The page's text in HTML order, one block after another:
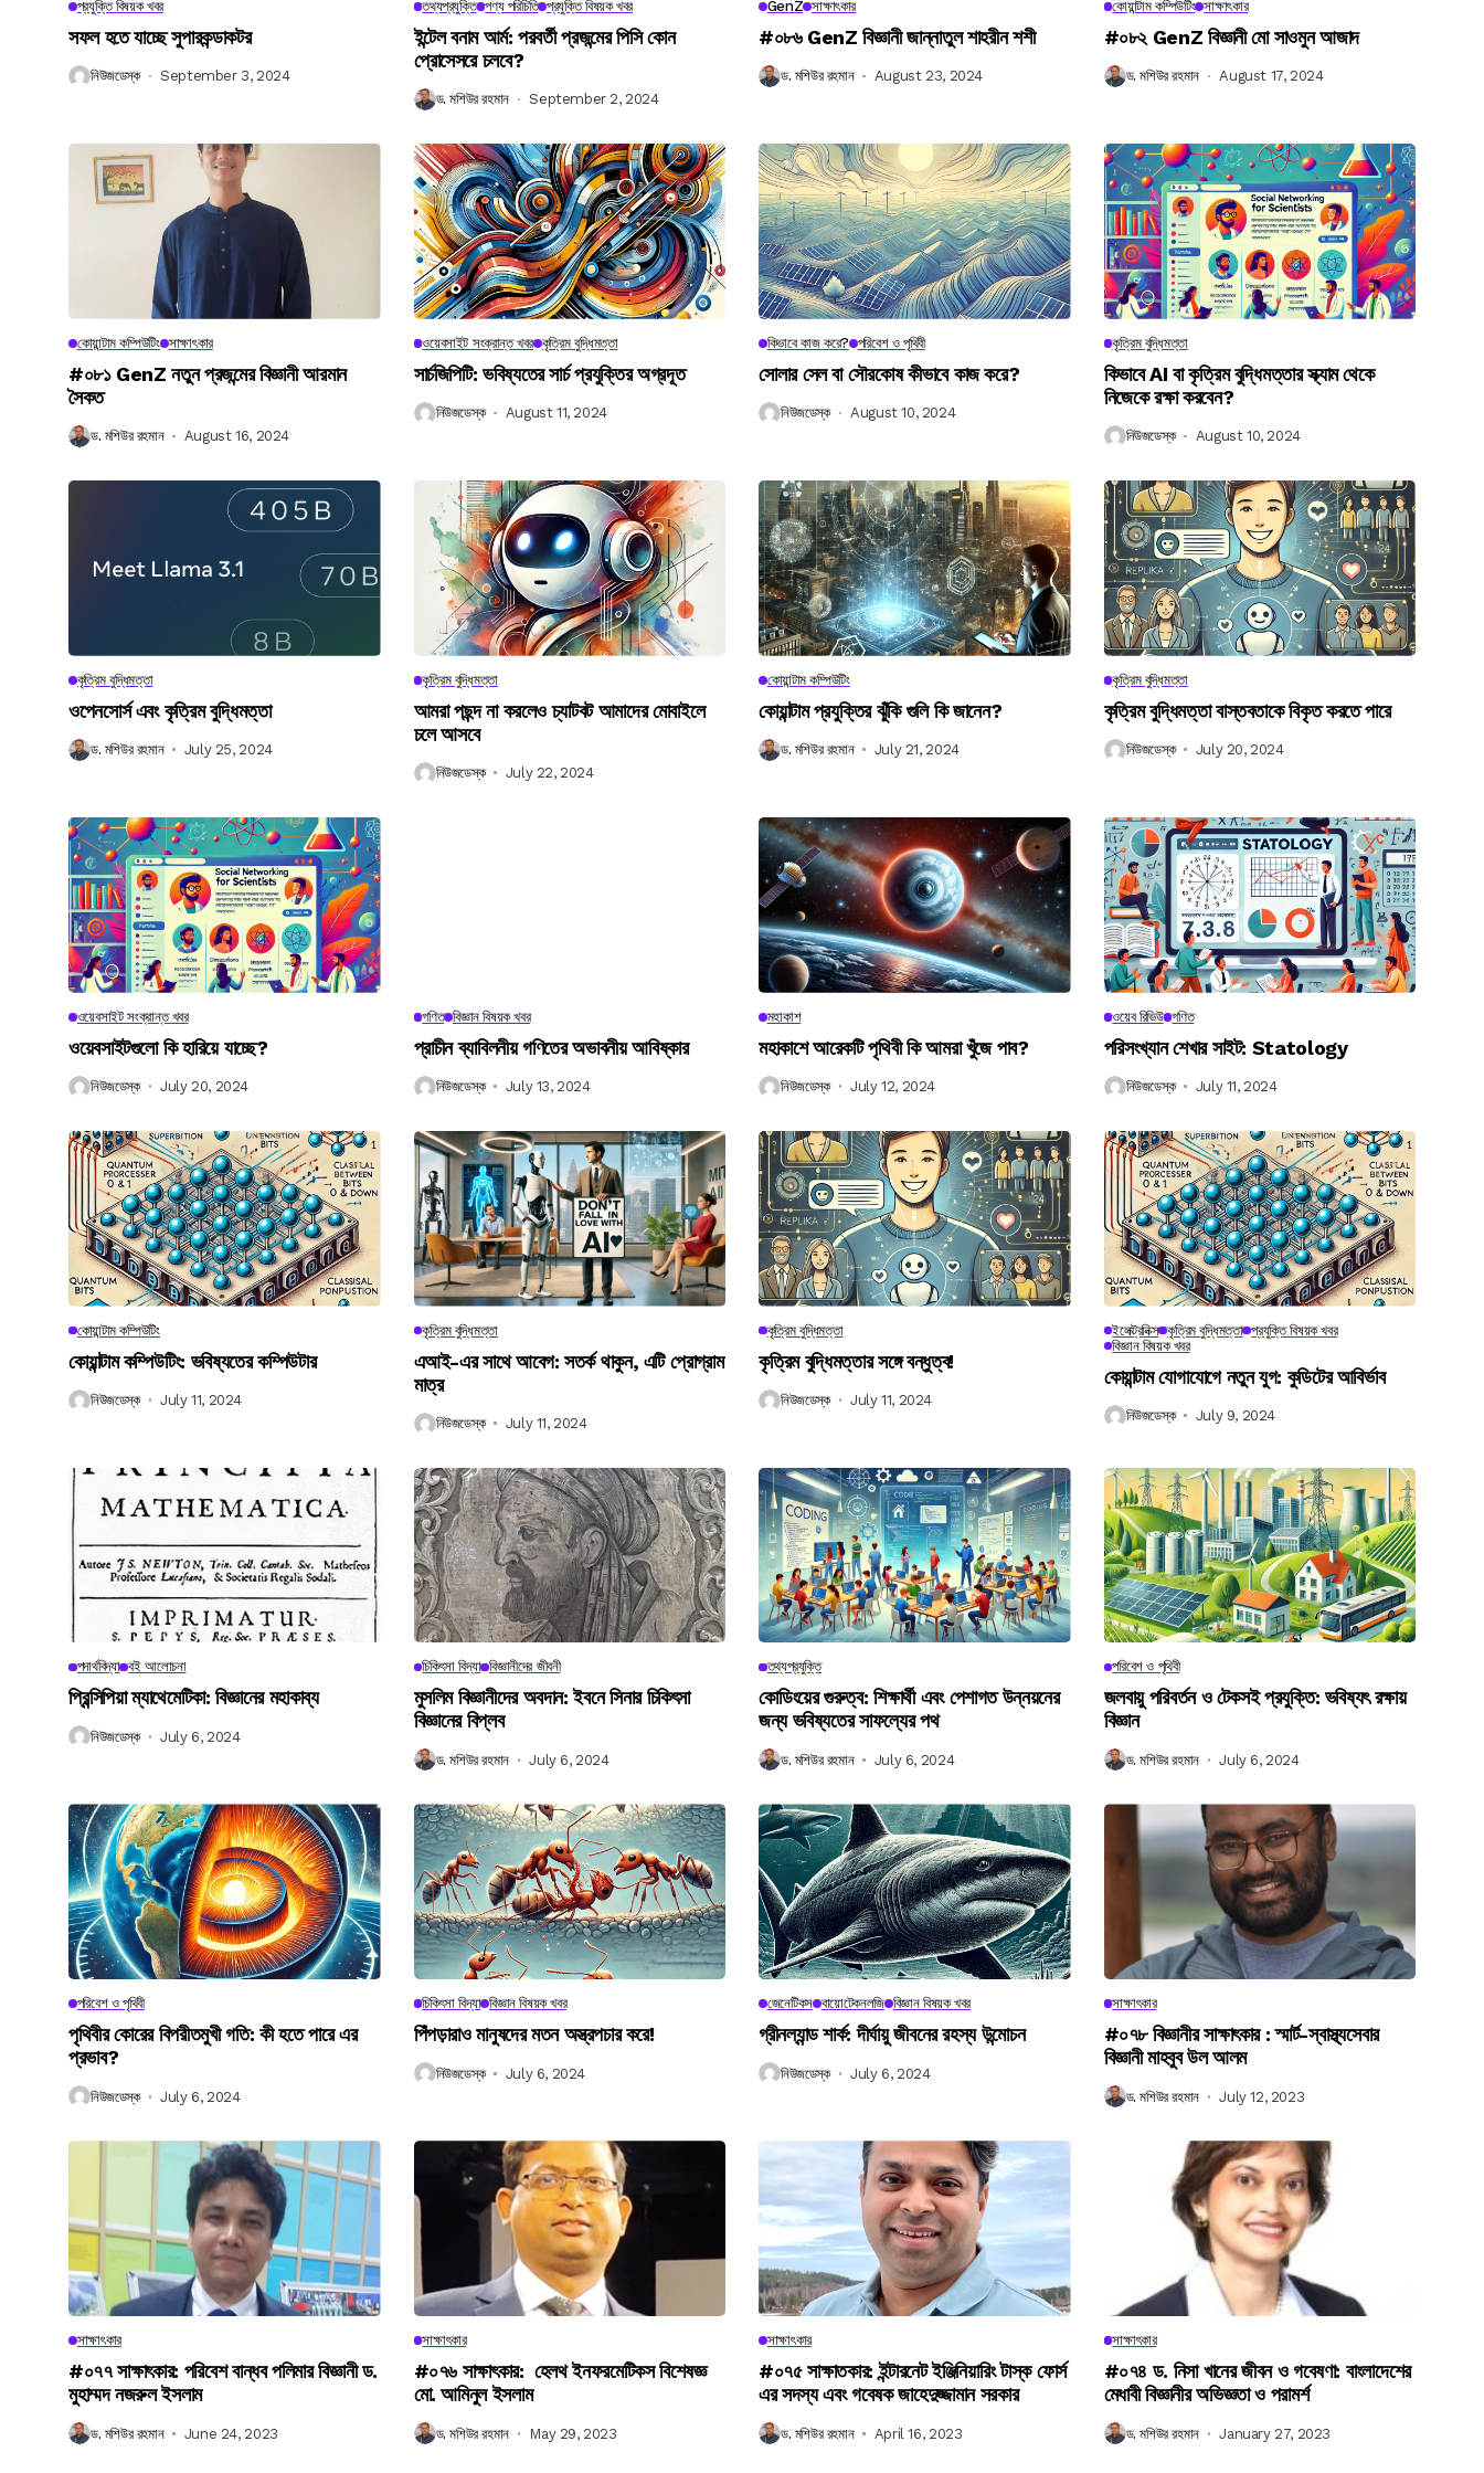
প্রযুক্তি বিষয়ক খবর
সফল হতে যাচ্ছে সুপারকন্ডাকটর
নিউজডেস্ক September 3, 2024
তথ্যপ্রযুক্তি পণ্য পরিচিতি প্রযুক্তি বিষয়ক খবর
ইন্টেল বনাম আর্ম: পরবর্তী প্রজন্মের পিসি কোন
প্রোসেসরে চলবে?
ড. মশিউর রহমান September 2, 2024
GenZ সাক্ষাৎকার
#০৮৬ GenZ বিজ্ঞানী জান্নাতুল শাহরীন শশী
ড. মশিউর রহমান August 23, 2024
কোয়ান্টাম কম্পিউটিং সাক্ষাৎকার
#০৮২ GenZ বিজ্ঞানী মো সাওমুন আজাদ
ড. মশিউর রহমান August 17, 2024
কোয়ান্টাম কম্পিউটিং সাক্ষাৎকার
#০৮১ GenZ নতুন প্রজন্মের বিজ্ঞানী আরমান
সৈকত
ড. মশিউর রহমান August 16, 2024
ওয়েবসাইট সংক্রান্ত খবর কৃত্রিম বুদ্ধিমত্তা
সার্চজিপিটি: ভবিষ্যতের সার্চ প্রযুক্তির অগ্রদূত
নিউজডেস্ক August 11, 2024
কিভাবে কাজ করে? পরিবেশ ও পৃথিবী
সোলার সেল বা সৌরকোষ কীভাবে কাজ করে?
নিউজডেস্ক August 10, 2024
কৃত্রিম বুদ্ধিমত্তা
কিভাবে AI বা কৃত্রিম বুদ্ধিমত্তার স্ক্যাম থেকে
নিজেকে রক্ষা করবেন?
নিউজডেস্ক August 10, 2024
কৃত্রিম বুদ্ধিমত্তা
ওপেনসোর্স এবং কৃত্রিম বুদ্ধিমত্তা
ড. মশিউর রহমান July 25, 2024
কৃত্রিম বুদ্ধিমত্তা
আমরা পছন্দ না করলেও চ্যাটবট আমাদের মোবাইলে
চলে আসবে
নিউজডেস্ক July 22, 2024
কোয়ান্টাম কম্পিউটিং
কোয়ান্টাম প্রযুক্তির ঝুঁকি গুলি কি জানেন?
ড. মশিউর রহমান July 21, 2024
কৃত্রিম বুদ্ধিমত্তা
কৃত্রিম বুদ্ধিমত্তা বাস্তবতাকে বিকৃত করতে পারে
নিউজডেস্ক July 20, 2024
ওয়েবসাইট সংক্রান্ত খবর
ওয়েবসাইটগুলো কি হারিয়ে যাচ্ছে?
নিউজডেস্ক July 20, 2024
গণিত বিজ্ঞান বিষয়ক খবর
প্রাচীন ব্যাবিলনীয় গণিতের অভাবনীয় আবিষ্কার
নিউজডেস্ক July 13, 2024
মহাকাশ
মহাকাশে আরেকটি পৃথিবী কি আমরা খুঁজে পাব?
নিউজডেস্ক July 12, 2024
ওয়েব রিভিউ গণিত
পরিসংখ্যান শেখার সাইট: Statology
নিউজডেস্ক July 11, 2024
কোয়ান্টাম কম্পিউটিং
কোয়ান্টাম কম্পিউটিং: ভবিষ্যতের কম্পিউটার
নিউজডেস্ক July 11, 2024
কৃত্রিম বুদ্ধিমত্তা
এআই-এর সাথে আবেগ: সতর্ক থাকুন, এটি প্রোগ্রাম
মাত্র
নিউজডেস্ক July 11, 2024
কৃত্রিম বুদ্ধিমত্তা
কৃত্রিম বুদ্ধিমত্তার সঙ্গে বন্ধুত্ব!
নিউজডেস্ক July 11, 2024
ইলেক্ট্রনিক্স কৃত্রিম বুদ্ধিমত্তা প্রযুক্তি বিষয়ক খবর
বিজ্ঞান বিষয়ক খবর
কোয়ান্টাম যোগাযোগে নতুন যুগ: কুডিটের আবির্ভাব
নিউজডেস্ক July 9, 2024
পদার্থবিদ্যা বই আলোচনা
প্রিন্সিপিয়া ম্যাথেমেটিকা: বিজ্ঞানের মহাকাব্য
নিউজডেস্ক July 6, 2024
চিকিৎসা বিদ্যা বিজ্ঞানীদের জীবনী
মুসলিম বিজ্ঞানীদের অবদান: ইবনে সিনার চিকিৎসা
বিজ্ঞানের বিপ্লব
ড. মশিউর রহমান July 6, 2024
তথ্যপ্রযুক্তি
কোডিংয়ের গুরুত্ব: শিক্ষার্থী এবং পেশাগত উন্নয়নের
জন্য ভবিষ্যতের সাফল্যের পথ
ড. মশিউর রহমান July 6, 2024
পরিবেশ ও পৃথিবী
জলবায়ু পরিবর্তন ও টেকসই প্রযুক্তি: ভবিষ্যৎ রক্ষায়
বিজ্ঞান
ড. মশিউর রহমান July 6, 2024
পরিবেশ ও পৃথিবী
পৃথিবীর কোরের বিপরীতমুখী গতি: কী হতে পারে এর
প্রভাব?
নিউজডেস্ক July 6, 2024
চিকিৎসা বিদ্যা বিজ্ঞান বিষয়ক খবর
পিঁপড়ারাও মানুষদের মতন অস্ত্রপচার করে!
নিউজডেস্ক July 6, 2024
জেনেটিকস বায়োটেকনলজি বিজ্ঞান বিষয়ক খবর
গ্রীনল্যান্ড শার্ক: দীর্ঘায়ু জীবনের রহস্য উন্মোচন
নিউজডেস্ক July 6, 2024
সাক্ষাৎকার
#০৭৮ বিজ্ঞানীর সাক্ষাৎকার : স্মার্ট-স্বাস্থ্যসেবার
বিজ্ঞানী মাহবুব উল আলম
ড. মশিউর রহমান July 12, 2023
সাক্ষাৎকার
#০৭৭ সাক্ষাৎকার: পরিবেশ বান্ধব পলিমার বিজ্ঞানী ড.
মুহাম্মদ নজরুল ইসলাম
ড. মশিউর রহমান June 24, 2023
সাক্ষাৎকার
#০৭৬ সাক্ষাৎকার: হেলথ ইনফরমেটিকস বিশেষজ্ঞ
মো. আমিনুল ইসলাম
ড. মশিউর রহমান May 29, 2023
সাক্ষাৎকার
#০৭৫ সাক্ষাতকার: ইন্টারনেট ইঞ্জিনিয়ারিং টাস্ক ফোর্স
এর সদস্য এবং গবেষক জাহেদুজ্জামান সরকার
ড. মশিউর রহমান April 16, 2023
সাক্ষাৎকার
#০৭৪ ড. নিসা খানের জীবন ও গবেষণা: বাংলাদেশের
মেধাবী বিজ্ঞানীর অভিজ্ঞতা ও পরামর্শ
ড. মশিউর রহমান January 27, 2023